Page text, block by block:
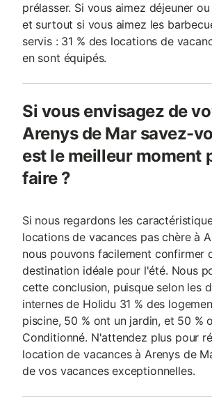
prélasser. Si vous aimez déjeuner
et surtout si vous aimez les
servis : 31 % des locations de
en sont équipés.
Si vous envisagez de
Arenys de Mar savez-
est le meilleur moment
faire ?
Si nous regardons les
locations de vacances pas chère à
nous pouvons facilement confirmer
destination idéale pour l'été. Nous
cette conclusion, puisque selon les
internes de Holidu 31 % des
piscine, 50 % ont un jardin, et 50 %
Conditionné. N'attendez plus pour
location de vacances à Arenys de
de vos vacances exceptionnelles.